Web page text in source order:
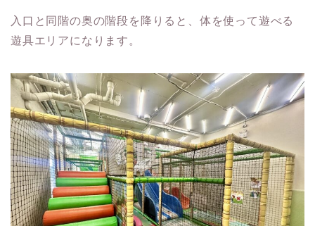
入口と同階の奥の階段を降りると、体を使って遊べる
遊具エリアになります。